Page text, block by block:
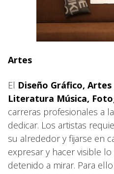
Artes
El Diseño Gráfico,
Literatura Música,
carreras profesionales a
dedicar. Los artistas
su alrededor y fijarse en
expresar y hacer visible
detenido a mirar. Para